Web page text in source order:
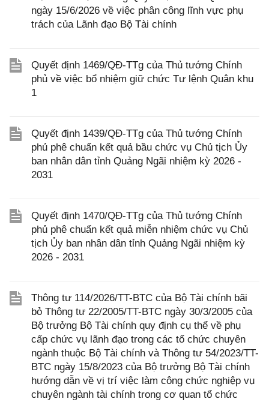
ngày 15/6/2026 về việc phân công lĩnh vực phụ
trách của Lãnh đạo Bộ Tài chính
Quyết định 1469/QĐ-TTg của Thủ tướng Chính
phủ về việc bổ nhiệm giữ chức Tư lệnh Quân khu
1
Quyết định 1439/QĐ-TTg của Thủ tướng Chính
phủ phê chuẩn kết quả bầu chức vụ Chủ tịch Ủy
ban nhân dân tỉnh Quảng Ngãi nhiệm kỳ 2026 -
2031
Quyết định 1470/QĐ-TTg của Thủ tướng Chính
phủ phê chuẩn kết quả miễn nhiệm chức vụ Chủ
tịch Ủy ban nhân dân tỉnh Quảng Ngãi nhiệm kỳ
2026 - 2031
Thông tư 114/2026/TT-BTC của Bộ Tài chính bãi
bỏ Thông tư 22/2005/TT-BTC ngày 30/3/2005 của
Bộ trưởng Bộ Tài chính quy định cụ thể về phụ
cấp chức vụ lãnh đạo trong các tổ chức chuyên
ngành thuộc Bộ Tài chính và Thông tư 54/2023/TT-
BTC ngày 15/8/2023 của Bộ trưởng Bộ Tài chính
hướng dẫn về vị trí việc làm công chức nghiệp vụ
chuyên ngành tài chính trong cơ quan tổ chức